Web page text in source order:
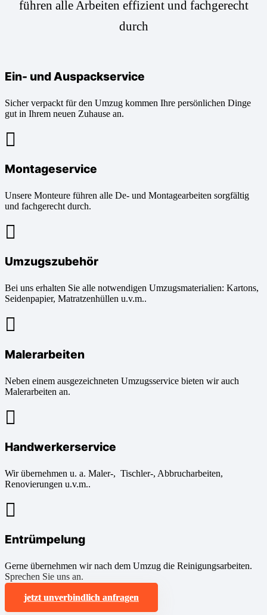
führen alle Arbeiten effizient und fachgerecht
durch
Ein- und Auspackservice
Sicher verpackt für den Umzug kommen Ihre persönlichen Dinge
gut in Ihrem neuen Zuhause an.
Montageservice
Unsere Monteure führen alle De- und Montagearbeiten sorgfältig
und fachgerecht durch.
Umzugszubehör
Bei uns erhalten Sie alle notwendigen Umzugsmaterialien: Kartons,
Seidenpapier, Matratzenhüllen u.v.m..
Malerarbeiten
Neben einem ausgezeichneten Umzugsservice bieten wir auch
Malerarbeiten an.
Handwerkerservice
Wir übernehmen u. a. Maler-, Tischler-, Abbrucharbeiten,
Renovierungen u.v.m..
Entrümpelung
Gerne übernehmen wir nach dem Umzug die Reinigungsarbeiten.
Sprechen Sie uns an.
jetzt unverbindlich anfragen